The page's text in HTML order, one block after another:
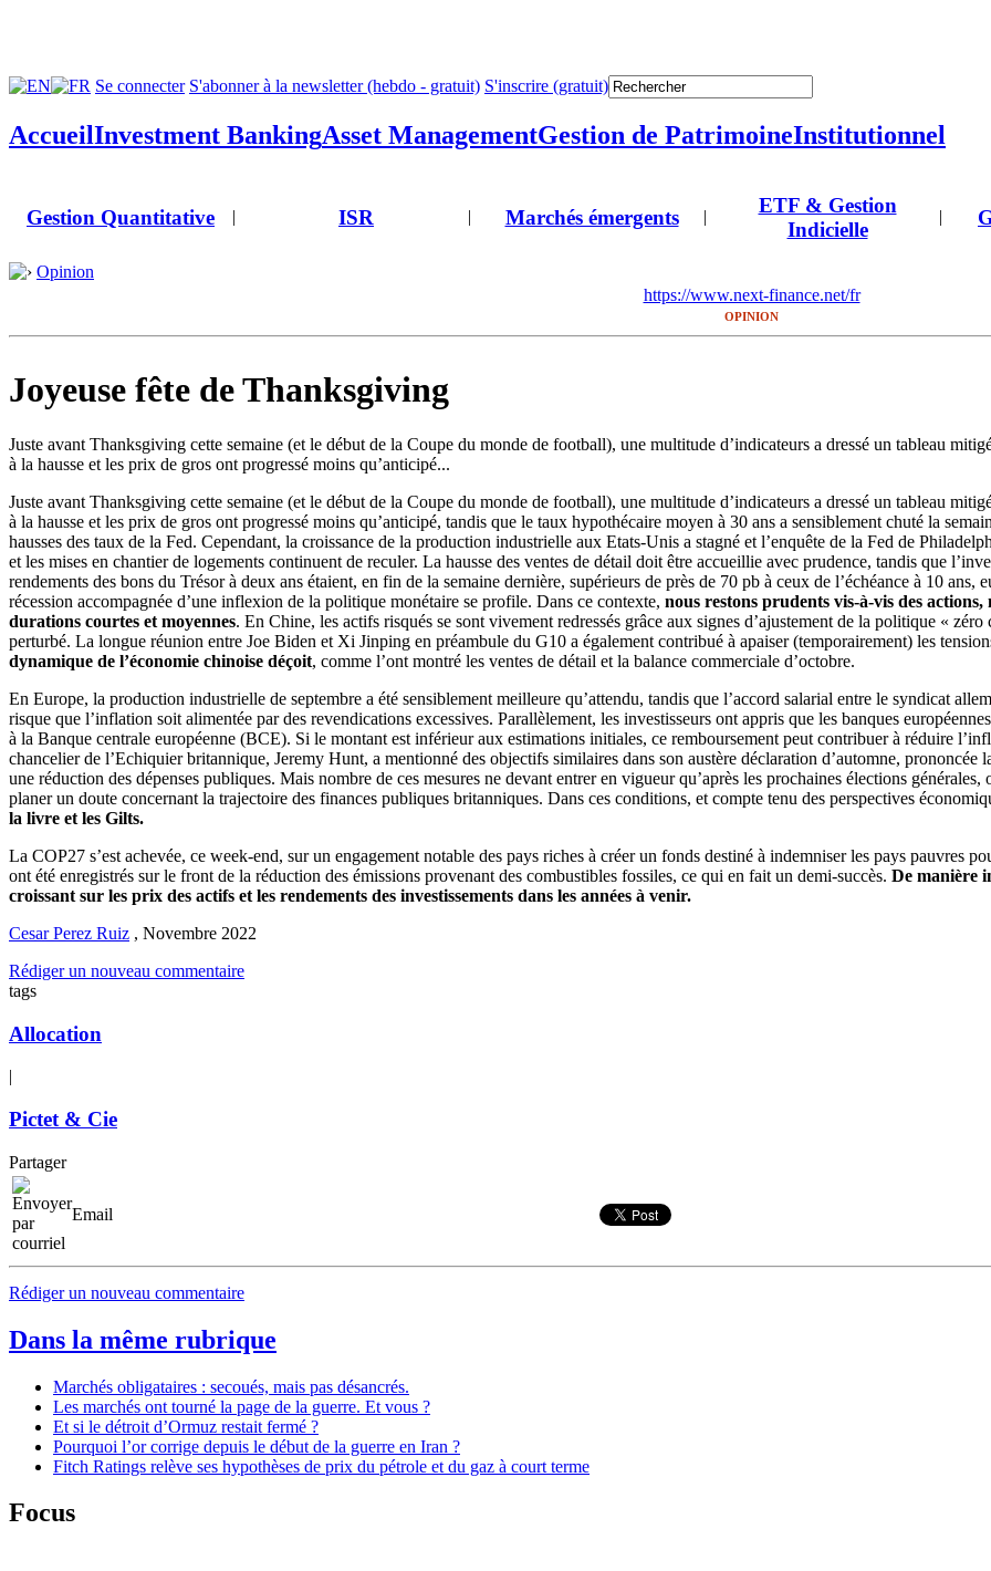
Se connecter S'abonner à la newsletter (hebdo - gratuit) S'inscrire (gratuit)
AccueilInvestment BankingAsset ManagementGestion de PatrimoineInstitutionnel
Gestion Quantitative | ISR | Marchés émergents |
ETF & Gestion
Indicielle
|
Opinion
https://www.next-finance.net/fr
OPINION
Joyeuse fête de Thanksgiving
Juste avant Thanksgiving cette semaine (et le début de la Coupe du monde de football), une multitude d’indicateurs a dressé un tableau
à la hausse et les prix de gros ont progressé moins qu’anticipé...
Juste avant Thanksgiving cette semaine (et le début de la Coupe du monde de football), une multitude d’indicateurs a dressé un tableau
à la hausse et les prix de gros ont progressé moins qu’anticipé, tandis que le taux hypothécaire moyen à 30 ans a sensiblement chuté la
hausses des taux de la Fed. Cependant, la croissance de la production industrielle aux Etats-Unis a stagné et l’enquête de la Fed de
et les mises en chantier de logements continuent de reculer. La hausse des ventes de détail doit être accueillie avec prudence, tandis que
rendements des bons du Trésor à deux ans étaient, en fin de la semaine dernière, supérieurs de près de 70 pb à ceux de l’échéance à 10
récession accompagnée d’une inflexion de la politique monétaire se profile. Dans ce contexte, nous restons prudents vis-à-vis des
durations courtes et moyennes. En Chine, les actifs risqués se sont vivement redressés grâce aux signes d’ajustement de la politique «
perturbé. La longue réunion entre Joe Biden et Xi Jinping en préambule du G10 a également contribué à apaiser (temporairement) les
dynamique de l’économie chinoise déçoit, comme l’ont montré les ventes de détail et la balance commerciale d’octobre.
En Europe, la production industrielle de septembre a été sensiblement meilleure qu’attendu, tandis que l’accord salarial entre le syndicat
risque que l’inflation soit alimentée par des revendications excessives. Parallèlement, les investisseurs ont appris que les banques
à la Banque centrale européenne (BCE). Si le montant est inférieur aux estimations initiales, ce remboursement peut contribuer à réduire
chancelier de l’Echiquier britannique, Jeremy Hunt, a mentionné des objectifs similaires dans son austère déclaration d’automne, prononcée
une réduction des dépenses publiques. Mais nombre de ces mesures ne devant entrer en vigueur qu’après les prochaines élections
planer un doute concernant la trajectoire des finances publiques britanniques. Dans ces conditions, et compte tenu des perspectives
la livre et les Gilts.
La COP27 s’est achevée, ce week-end, sur un engagement notable des pays riches à créer un fonds destiné à indemniser les pays pauvres
ont été enregistrés sur le front de la réduction des émissions provenant des combustibles fossiles, ce qui en fait un demi-succès. De manière
croissant sur les prix des actifs et les rendements des investissements dans les années à venir.
Cesar Perez Ruiz , Novembre 2022
Rédiger un nouveau commentaire
tags
Allocation
|
Pictet & Cie
Partager
Email
Rédiger un nouveau commentaire
Dans la même rubrique
Marchés obligataires : secoués, mais pas désancrés.
Les marchés ont tourné la page de la guerre. Et vous ?
Et si le détroit d’Ormuz restait fermé ?
Pourquoi l’or corrige depuis le début de la guerre en Iran ?
Fitch Ratings relève ses hypothèses de prix du pétrole et du gaz à court terme
Focus